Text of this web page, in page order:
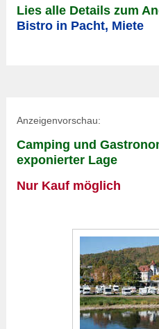
Lies alle Details zum
Bistro in Pacht, Miete
Anzeigenvorschau:
Camping und
exponierter Lage
Nur Kauf möglich